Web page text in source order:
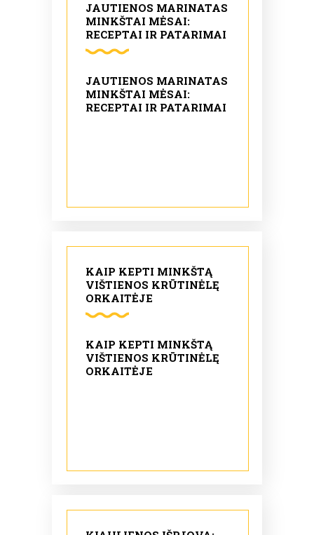
JAUTIENOS MARINATAS
MINKŠTAI MĖSAI:
RECEPTAI IR PATARIMAI
JAUTIENOS MARINATAS
MINKŠTAI MĖSAI:
RECEPTAI IR PATARIMAI
KAIP KEPTI MINKŠTĄ
VIŠTIENOS KRŪTINĖLĘ
ORKAITĖJE
KAIP KEPTI MINKŠTĄ
VIŠTIENOS KRŪTINĖLĘ
ORKAITĖJE